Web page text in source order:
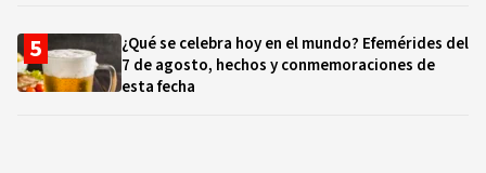
¿Qué se celebra hoy en el mundo? Efemérides del
7 de agosto, hechos y conmemoraciones de
esta fecha